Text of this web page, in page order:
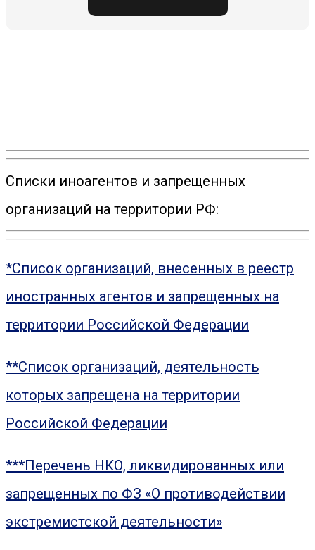
Списки иноагентов и запрещенных
организаций на территории РФ:
*Список организаций, внесенных в реестр
иностранных агентов и запрещенных на
территории Российской Федерации
**Список организаций, деятельность
которых запрещена на территории
Российской Федерации
***Перечень НКО, ликвидированных или
запрещенных по ФЗ «О противодействии
экстремистской деятельности»